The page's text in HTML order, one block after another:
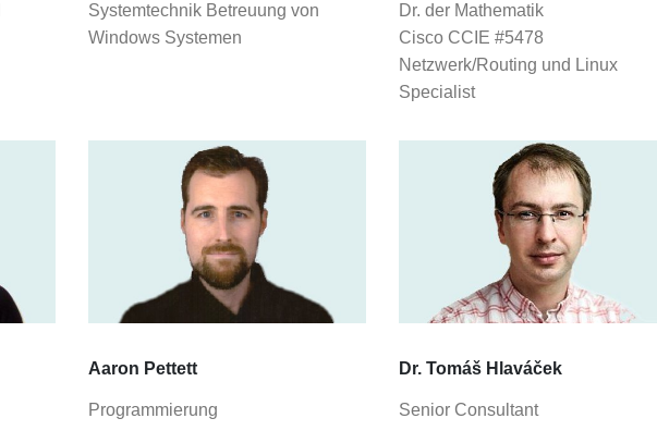
Systemtechnik Betreuung von
Windows Systemen
Dr. der Mathematik
Cisco CCIE #5478
Netzwerk/Routing und Linux
Specialist
Aaron Pettett
Programmierung
Dr. Tomáš Hlaváček
Senior Consultant